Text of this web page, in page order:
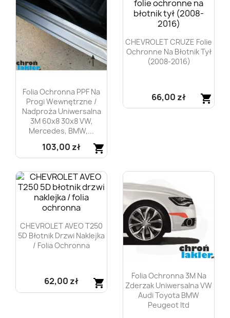
Folia Ochronna PPF Na
Progi Wewnętrzne /
Nadproża Uniwersalna
3M 60x8 30x8 VW,
Mercedes, BMW,...
shopping_cart
103,00 zł
Szybki podgląd
CHEVROLET CRUZE Folie
Ochronne Na Błotnik Tył
(2008-2016)
shopping_cart
66,00 zł
CHEVROLET AVEO T250
5D Błotnik Drzwi Naklejka
/ Folia Ochronna
shopping_cart
62,00 zł
Folia Ochronna 3M Na
Zderzak Uniwersalna VW
Audi Toyota BMW
Peugeot Itd